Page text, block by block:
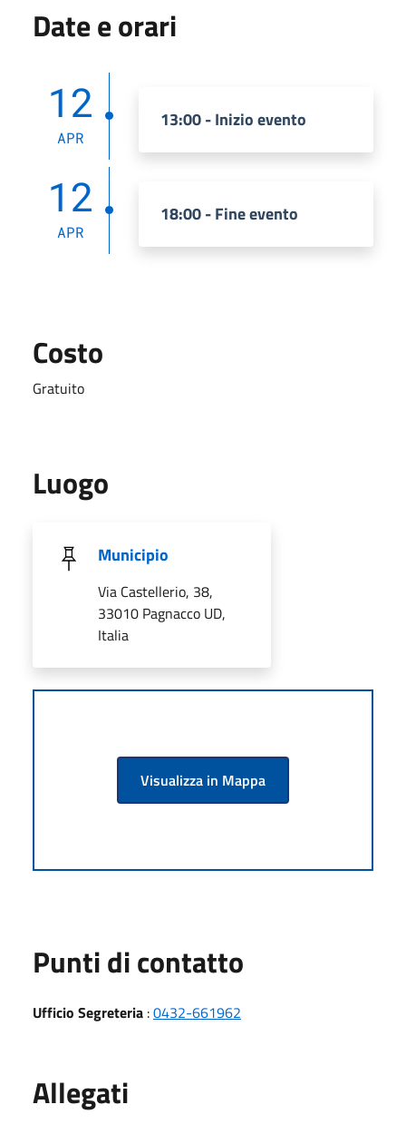
Date e orari
12
APR
13:00 - Inizio evento
12
APR
18:00 - Fine evento
Costo
Gratuito
Luogo
Municipio
Via Castellerio, 38,
33010 Pagnacco UD,
Italia
Visualizza in Mappa
Punti di contatto
Ufficio Segreteria :0432-661962
Allegati